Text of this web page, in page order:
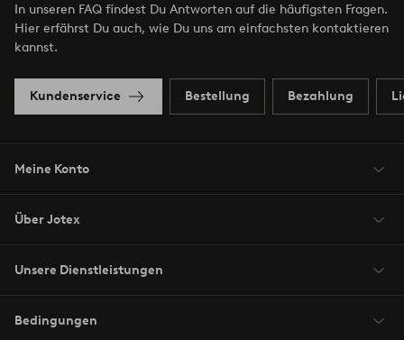
In unseren FAQ findest Du Antworten auf die häufigsten Fragen.
Hier erfährst Du auch, wie Du uns am einfachsten kontaktieren
kannst.
Kundenservice Bestellung Bezahlung
Meine Konto
Über Jotex
Unsere Dienstleistungen
Bedingungen